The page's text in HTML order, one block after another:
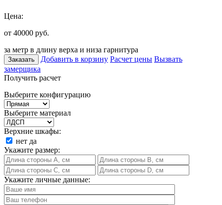
Цена:
от 40000 руб.
за метр в длину верха и низа гарнитура
Заказать Добавить в корзину Расчет цены Вызвать
замерщика
Получить расчет
Выберите конфигурацию
Выберите материал
Верхние шкафы:
нет да
Укажите размер:
Укажите личные данные: